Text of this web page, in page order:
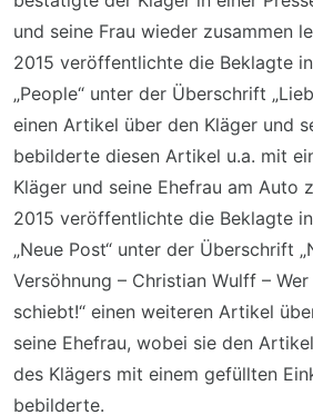
und seine Frau wieder zusammen
2015 veröffentlichte die Beklagte
„People“ unter der Überschrift
einen Artikel über den Kläger und
bebilderte diesen Artikel u.a. mit
Kläger und seine Ehefrau am Auto
2015 veröffentlichte die Beklagte
„Neue Post“ unter der Überschrift
Versöhnung – Christian Wulff –
schiebt!“ einen weiteren Artikel
seine Ehefrau, wobei sie den
des Klägers mit einem gefüllten
bebilderte.